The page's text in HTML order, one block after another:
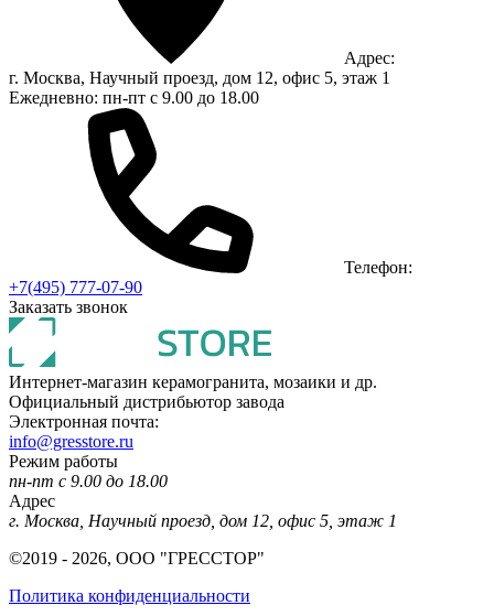
Адрес:
г. Москва, Научный проезд, дом 12, офис 5, этаж 1
Ежедневно: пн-пт с 9.00 до 18.00
Телефон:
+7(495) 777-07-90
Заказать звонок
Интернет-магазин керамогранита, мозаики и др.
Официальный дистрибьютор завода
Электронная почта:
info@gresstore.ru
Режим работы
пн-пт с 9.00 до 18.00
Адрес
г. Москва, Научный проезд, дом 12, офис 5, этаж 1
©2019 - 2026, ООО "ГРЕССТОР"
Политика конфиденциальности